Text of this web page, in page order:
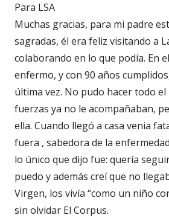
Para LSA
Muchas gracias, para mi padre
sagradas, él era feliz visitando a
colaborando en lo que podía. En
enfermo, y con 90 años
última vez. No pudo hacer todo
fuerzas ya no le acompañaban,
ella. Cuando llegó a casa venia
fuera , sabedora de la
lo único que dijo fue: quería
puedo y además creí que no
Virgen, los vivía “como un niño
sin olvidar El Corpus.